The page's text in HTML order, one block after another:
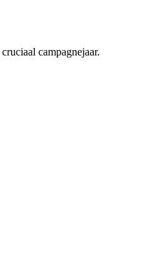
campagnejaar.